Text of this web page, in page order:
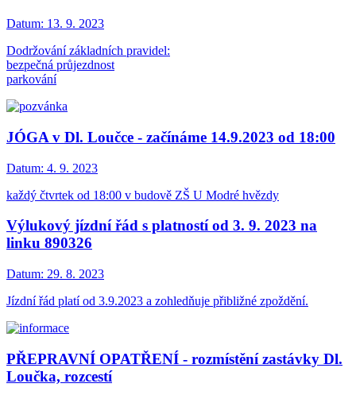
Datum: 13. 9. 2023
Dodržování základních pravidel:
bezpečná průjezdnost
parkování
JÓGA v Dl. Loučce - začínáme 14.9.2023 od 18:00
Datum: 4. 9. 2023
každý čtvrtek od 18:00 v budově ZŠ U Modré hvězdy
Výlukový jízdní řád s platností od 3. 9. 2023 na
linku 890326
Datum: 29. 8. 2023
Jízdní řád platí od 3.9.2023 a zohledňuje přibližné zpoždění.
PŘEPRAVNÍ OPATŘENÍ - rozmístění zastávky Dl.
Loučka, rozcestí